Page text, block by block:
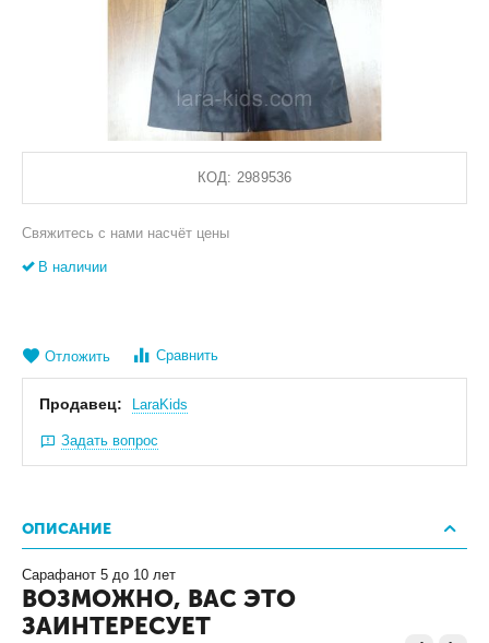
КОД: 2989536
Свяжитесь с нами насчёт цены
В наличии
Отложить Сравнить
Продавец: LaraKids
Задать вопрос
ОПИСАНИЕ
Сарафанот 5 до 10 лет
ВОЗМОЖНО, ВАС ЭТО
ЗАИНТЕРЕСУЕТ